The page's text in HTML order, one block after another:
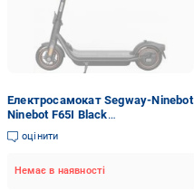
Електросамокат Segway-Ninebot
Ninebot F65I Black
(AA.00.0010.97)
оцінити
Немає в наявності